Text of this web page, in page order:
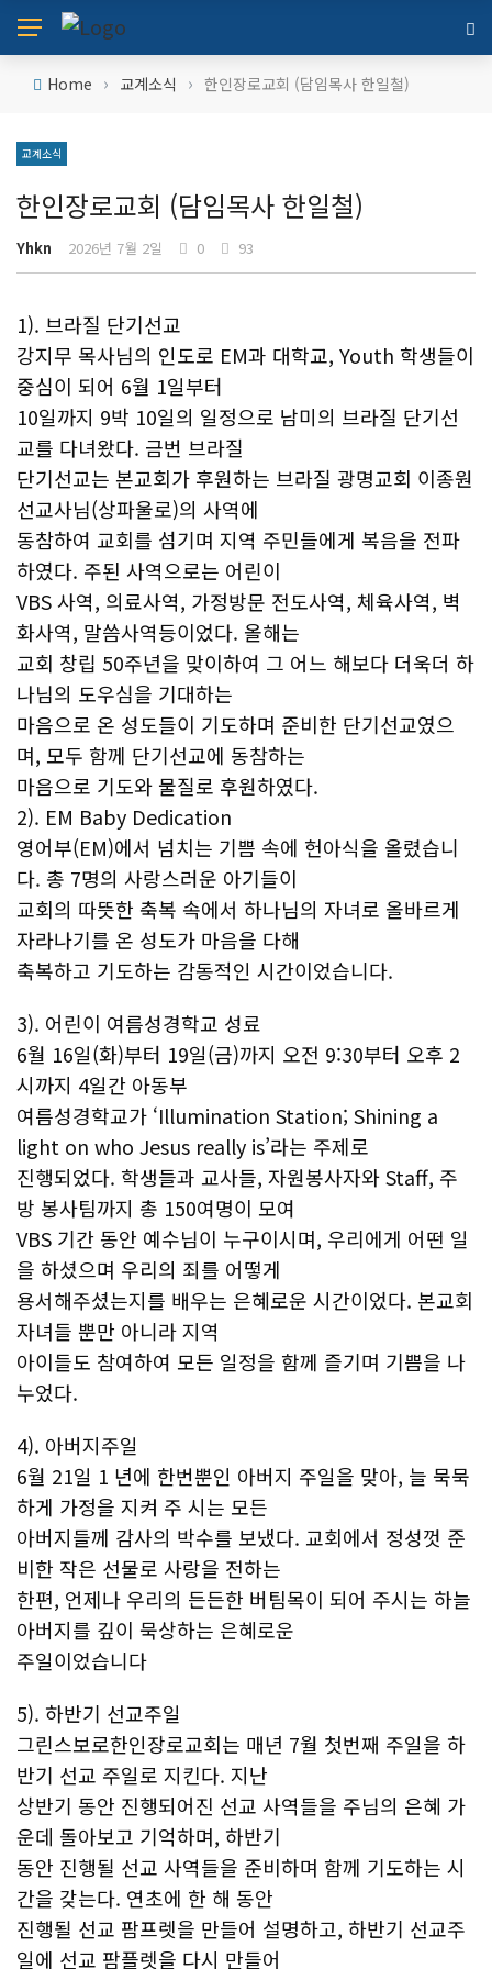
Home › 교계소식 › 한인장로교회 (담임목사 한일철)
교계소식
한인장로교회 (담임목사 한일철)
Yhkn 2026년 7월 2일 0 93
1). 브라질 단기선교
강지무 목사님의 인도로 EM과 대학교, Youth 학생들이
중심이 되어 6월 1일부터
10일까지 9박 10일의 일정으로 남미의 브라질 단기선
교를 다녀왔다. 금번 브라질
단기선교는 본교회가 후원하는 브라질 광명교회 이종원
선교사님(상파울로)의 사역에
동참하여 교회를 섬기며 지역 주민들에게 복음을 전파
하였다. 주된 사역으로는 어린이
VBS 사역, 의료사역, 가정방문 전도사역, 체육사역, 벽
화사역, 말씀사역등이었다. 올해는
교회 창립 50주년을 맞이하여 그 어느 해보다 더욱더 하
나님의 도우심을 기대하는
마음으로 온 성도들이 기도하며 준비한 단기선교였으
며, 모두 함께 단기선교에 동참하는
마음으로 기도와 물질로 후원하였다.
2). EM Baby Dedication
영어부(EM)에서 넘치는 기쁨 속에 헌아식을 올렸습니
다. 총 7명의 사랑스러운 아기들이
교회의 따뜻한 축복 속에서 하나님의 자녀로 올바르게
자라나기를 온 성도가 마음을 다해
축복하고 기도하는 감동적인 시간이었습니다.
3). 어린이 여름성경학교 성료
6월 16일(화)부터 19일(금)까지 오전 9:30부터 오후 2
시까지 4일간 아동부
여름성경학교가 ‘Illumination Station; Shining a
light on who Jesus really is’라는 주제로
진행되었다. 학생들과 교사들, 자원봉사자와 Staff, 주
방 봉사팀까지 총 150여명이 모여
VBS 기간 동안 예수님이 누구이시며, 우리에게 어떤 일
을 하셨으며 우리의 죄를 어떻게
용서해주셨는지를 배우는 은혜로운 시간이었다. 본교회
자녀들 뿐만 아니라 지역
아이들도 참여하여 모든 일정을 함께 즐기며 기쁨을 나
누었다.
4). 아버지주일
6월 21일 1 년에 한번뿐인 아버지 주일을 맞아, 늘 묵묵
하게 가정을 지켜 주 시는 모든
아버지들께 감사의 박수를 보냈다. 교회에서 정성껏 준
비한 작은 선물로 사랑을 전하는
한편, 언제나 우리의 든든한 버팀목이 되어 주시는 하늘
아버지를 깊이 묵상하는 은혜로운
주일이었습니다
5). 하반기 선교주일
그린스보로한인장로교회는 매년 7월 첫번째 주일을 하
반기 선교 주일로 지킨다. 지난
상반기 동안 진행되어진 선교 사역들을 주님의 은혜 가
운데 돌아보고 기억하며, 하반기
동안 진행될 선교 사역들을 준비하며 함께 기도하는 시
간을 갖는다. 연초에 한 해 동안
진행될 선교 팜프렛을 만들어 설명하고, 하반기 선교주
일에 선교 팜플렛을 다시 만들어